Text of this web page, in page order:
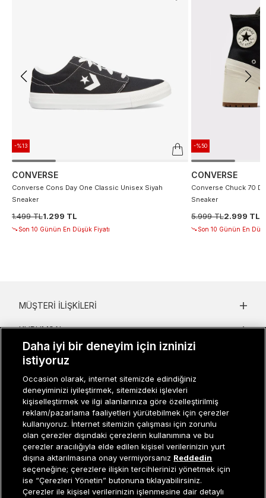
-%13
CONVERSE
Converse Cons Day One Classic Unisex Siyah
Sneaker
1.499 TL1.299 TL
Son 10 Günün En Düşük Fiyatı
-%50
CONVERSE
Converse Chuck 70
Sneaker
5.999 TL2.999 TL
Son 10 Günün En
Müşteri İlişkileri0 850 800 01 20
MÜŞTERI İLIŞKILERI
KURUMSAL
KADIN KATEGORILER
GRUP MARKALAR
ERKEK KATEGORILER
Occasion bir EREN PERAKENDE markasıdır. © Eren Holding
Daha iyi bir deneyim için izninizi
istiyoruz
Occasion olarak, internet sitemizde edindiğiniz
deneyiminizi iyileştirmek, sitemizdeki işlevleri
kişiselleştirmek ve ilgi alanlarınıza göre özelleştirilmiş
reklam/pazarlama faaliyetleri yürütebilmek için çerezler
kullanıyoruz. İnternet sitemizin çalışması için zorunlu
olan çerezler dışındaki çerezlerin kullanımına ve bu
çerezler aracılığıyla elde edilen kişisel verilerinizin yurt
dışına aktarılmasına onay vermiyorsanız Reddedin
seçeneğine; çerezlere ilişkin tercihlerinizi yönetmek için
ise “Çerezleri Yönetin” butonuna tıklayabilirsiniz.
Çerezler ile kişisel verilerinizin işlenmesine dair detaylı